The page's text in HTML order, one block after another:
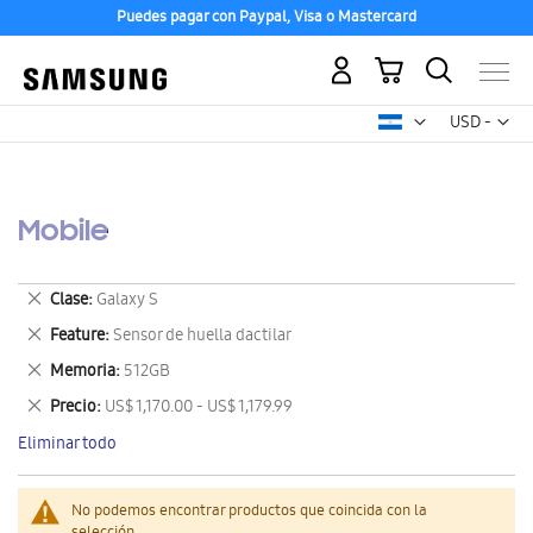
Puedes pagar con Paypal, Visa o Mastercard
USD -
dólar
Mi carrito
Mobile
No podemos encontrar productos que coincida con la
Clase Galaxy S
Eliminar
este
artículo
Feature Sensor de huella dactilar
Eliminar
este
artículo
Memoria 512GB
Eliminar
este
artículo
Precio US$ 1,170.00 - US$ 1,179.99
Eliminar
este
artículo
Eliminar todo